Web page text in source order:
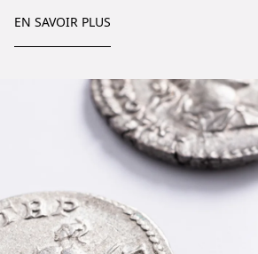
EN SAVOIR PLUS